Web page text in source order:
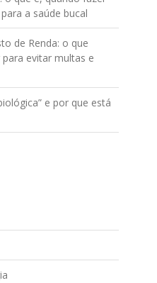
a saúde bucal
de Renda: o que
evitar multas e
e por que está